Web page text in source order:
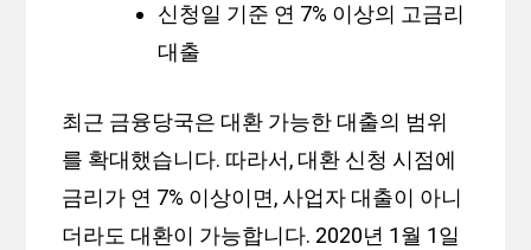
신청일 기준 연 7% 이상의 고금리
대출
최근 금융당국은 대환 가능한 대출의 범위
를 확대했습니다. 따라서, 대환 신청 시점에
금리가 연 7% 이상이면, 사업자 대출이 아니
더라도 대환이 가능합니다. 2020년 1월 1일